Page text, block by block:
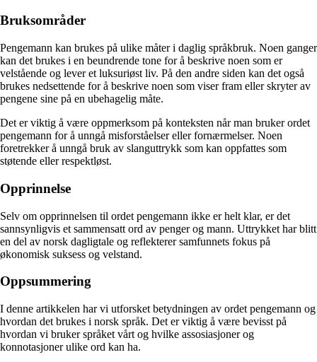
Bruksområder
Pengemann kan brukes på ulike måter i daglig språkbruk. Noen ganger
kan det brukes i en beundrende tone for å beskrive noen som er
velstående og lever et luksuriøst liv. På den andre siden kan det også
brukes nedsettende for å beskrive noen som viser fram eller skryter av
pengene sine på en ubehagelig måte.
Det er viktig å være oppmerksom på konteksten når man bruker ordet
pengemann for å unngå misforståelser eller fornærmelser. Noen
foretrekker å unngå bruk av slanguttrykk som kan oppfattes som
støtende eller respektløst.
Opprinnelse
Selv om opprinnelsen til ordet pengemann ikke er helt klar, er det
sannsynligvis et sammensatt ord av penger og mann. Uttrykket har blitt
en del av norsk dagligtale og reflekterer samfunnets fokus på
økonomisk suksess og velstand.
Oppsummering
I denne artikkelen har vi utforsket betydningen av ordet pengemann og
hvordan det brukes i norsk språk. Det er viktig å være bevisst på
hvordan vi bruker språket vårt og hvilke assosiasjoner og
konnotasjoner ulike ord kan ha.